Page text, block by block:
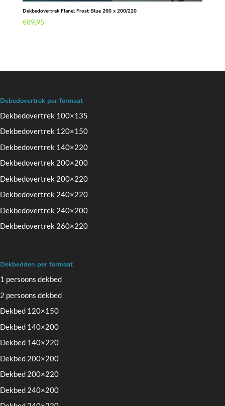
Dekbedovertrek Flanel Frost Blue 260 x 200/220
€89,95
Debedovertrek per formaat
Dekbedovertrek 100×135
Dekbedovertrek 120×150
Dekbedovertrek 140×220
Dekbedovertrek 200×200
Dekbedovertrek 200×220
Dekbedovertrek 240×220
Dekbedovertrek 240×200
Dekbedovertrek 260×220
Dekbedden per formaat
1 persoons dekbed
2 persoons dekbed
Dekbed 120×150
Dekbed 140×200
Dekbed 140×220
Dekbed 200×200
Dekbed 200×220
Dekbed 240×200